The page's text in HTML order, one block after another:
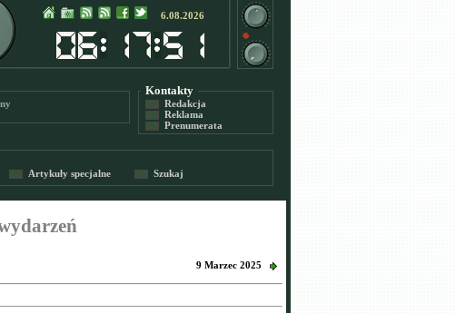
6.08.2026
Kontakty
Redakcja
Reklama
Prenumerata
Artykuły specjalne Szukaj
9 Marzec 2025